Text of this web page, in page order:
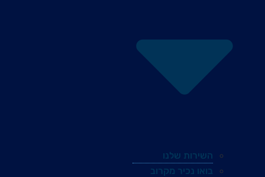
השירות שלנו
בואו נכיר מקרוב